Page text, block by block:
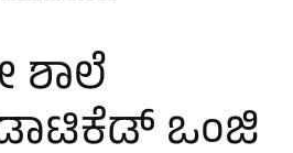
ಶಾಲೆ
ಒಂಜಿ